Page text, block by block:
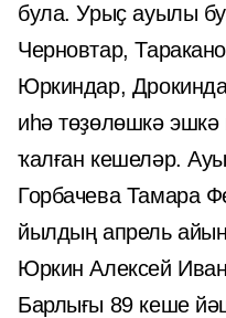
була. Урыҫ ауылы
Черновтар,
Юркиндар,
иһә төҙөлөшкә
ҡалған кешеләр.
Горбачева Тамара
йылдың апрель
Юркин Алексей
Барлығы 89 кеше